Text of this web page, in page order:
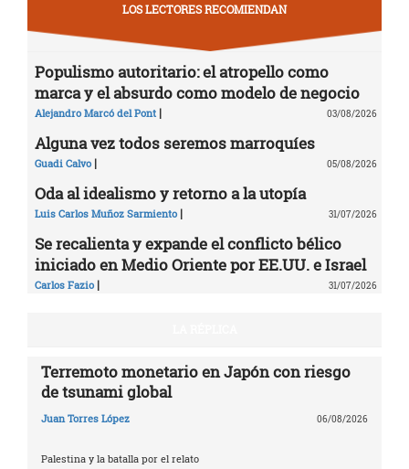
LOS LECTORES RECOMIENDAN
Populismo autoritario: el atropello como
marca y el absurdo como modelo de negocio
Alejandro Marcó del Pont | 03/08/2026
Alguna vez todos seremos marroquíes
Guadi Calvo | 05/08/2026
Oda al idealismo y retorno a la utopía
Luis Carlos Muñoz Sarmiento | 31/07/2026
Se recalienta y expande el conflicto bélico
iniciado en Medio Oriente por EE.UU. e Israel
Carlos Fazio | 31/07/2026
Terremoto monetario en Japón con riesgo
de tsunami global
Juan Torres López 06/08/2026
Palestina y la batalla por el relato